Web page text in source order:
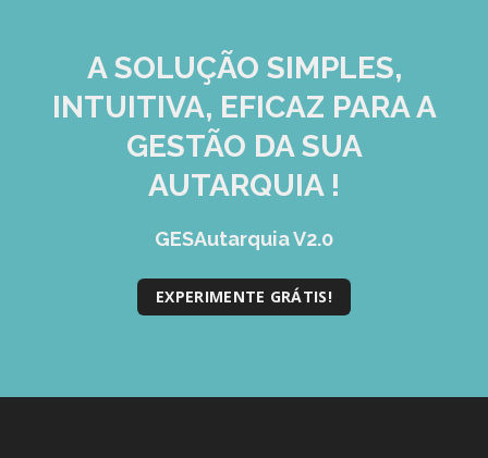
A SOLUÇÃO SIMPLES,
INTUITIVA, EFICAZ PARA A
GESTÃO DA SUA
AUTARQUIA !
GESAutarquia V2.0
EXPERIMENTE GRÁTIS!